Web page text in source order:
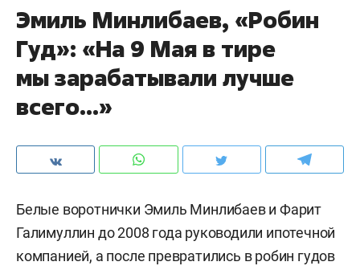
Эмиль Минлибаев, «Робин
Гуд»: «На 9 Мая в тире
мы зарабатывали лучше
всего...»
Белые воротнички Эмиль Минлибаев и Фарит
Галимуллин до 2008 года руководили ипотечной
компанией, а после превратились в робин гудов